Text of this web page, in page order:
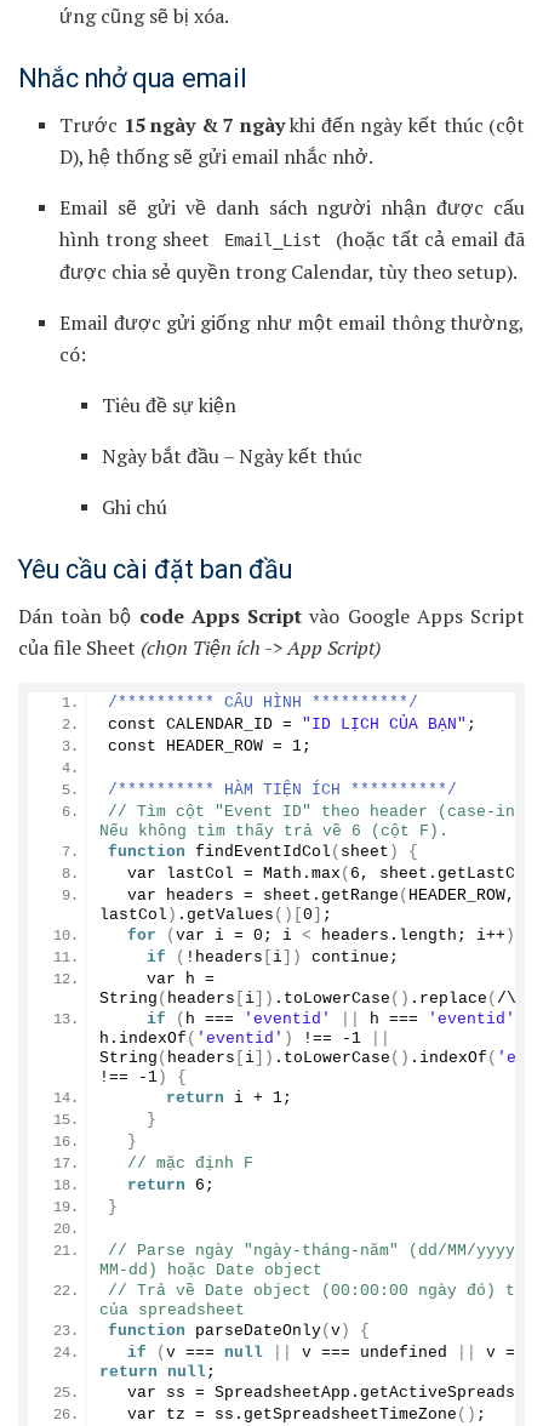
ứng cũng sẽ bị xóa.
Nhắc nhở qua email
Trước 15 ngày & 7 ngàykhi đến ngày kết thúc (cột
D), hệ thống sẽ gửi email nhắc nhở.
Email sẽ gửi về danh sách người nhận được cấu
hình trong sheet
Email_List
(hoặc tất cả email đã
được chia sẻ quyền trong Calendar, tùy theo setup).
Email được gửi giống như một email thông thường,
có:
Tiêu đề sự kiện
Ngày bắt đầu – Ngày kết thúc
Ghi chú
Yêu cầu cài đặt ban đầu
Dán toàn bộ code Apps Script vào Google Apps Script
của file Sheet (chọn Tiện ích -> App Script)
/********** CẤU HÌNH **********/
const CALENDAR_ID = "ID LỊCH CỦA BẠN" ;
const HEADER_ROW = 1;
/********** HÀM TIỆN ÍCH **********/
// Tìm cột "Event ID" theo header (case-
Nếu không tìm thấy trả về 6 (cột F).
function findEventIdCol ( sheet )
{
  var lastCol = Math.
max ( 6 , sheet.
  var headers = sheet.
getRange ( HEADER_ROW,
lastCol ) . getValues ()[ 0
;
for
( var i = 0 ; i < headers. length ; i++ )
if
( !headers i ])
continue;
String ( headers i ]) . toLowerCase () . replace ( /
if
( h === 'eventid' h === 'eventid'
h. indexOf ( 'eventid' ) !== -1
String ( headers i ]) . toLowerCase () . indexOf (
!==
-1 )
{
return i + 1;
}
}
// mặc định F
return
6 ;
}
// Parse ngày "ngày-tháng-năm" (dd/MM/yyyy
MM-dd) hoặc Date object
// Trả về Date object (00:00:00 ngày đó) theo
của spreadsheet
function
parseDateOnly( v )
{
if
( v === null v === undefined
v ===
return
null;
  var ss = SpreadsheetApp.
  var tz = ss.
getSpreadsheetTimeZone () ;